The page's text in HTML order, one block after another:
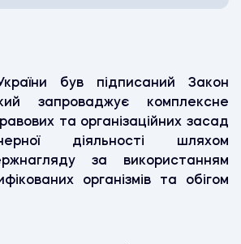
був підписаний Закон
запроваджує комплексне
та організаційних засад
діяльності шляхом
за використанням
організмів та обігом